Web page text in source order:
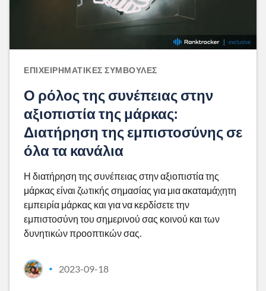
ΕΠΙΧΕΙΡΗΜΑΤΙΚΈΣ ΣΥΜΒΟΥΛΈΣ
Ο ρόλος της συνέπειας στην
αξιοπιστία της μάρκας:
Διατήρηση της εμπιστοσύνης σε
όλα τα κανάλια
Η διατήρηση της συνέπειας στην αξιοπιστία της
μάρκας είναι ζωτικής σημασίας για μια ακαταμάχητη
εμπειρία μάρκας και για να κερδίσετε την
εμπιστοσύνη του σημερινού σας κοινού και των
δυνητικών προοπτικών σας.
• 2023-09-18